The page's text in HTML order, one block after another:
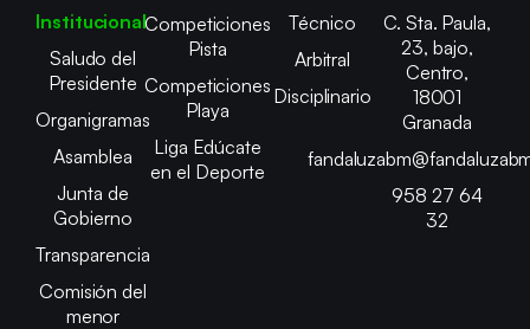
Institucional
Saludo del
Presidente
Organigramas
Asamblea
Junta de
Gobierno
Transparencia
Comisión del
menor
Competiciones
Pista
Competiciones
Playa
Liga Edúcate
en el Deporte
Técnico
Arbitral
Disciplinario
C. Sta. Paula,
23, bajo,
Centro,
18001
Granada
958 27 64
32